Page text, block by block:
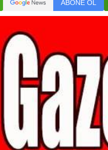
ABONE OL